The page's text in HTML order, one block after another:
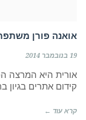
אואנה פורן
19 בנובמבר 2014
אורית היא המרצה
קידום אתרים
קרא עוד ←